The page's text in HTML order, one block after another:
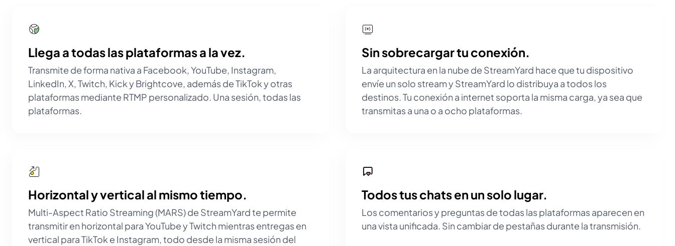
Llega a todas las plataformas a la vez.
Transmite de forma nativa a Facebook, YouTube, Instagram,
LinkedIn, X, Twitch, Kick y Brightcove, además de TikTok y otras
plataformas mediante RTMP personalizado. Una sesión, todas las
plataformas.
Sin sobrecargar tu conexión.
La arquitectura en la nube de StreamYard hace que tu dispositivo
envíe un solo stream y StreamYard lo distribuya a todos los
destinos. Tu conexión a internet soporta la misma carga, ya sea que
transmitas a una o a ocho plataformas.
Horizontal y vertical al mismo tiempo.
Multi-Aspect Ratio Streaming (MARS) de StreamYard te permite
transmitir en horizontal para YouTube y Twitch mientras entregas en
vertical para TikTok e Instagram, todo desde la misma sesión del
Todos tus chats en un solo lugar.
Los comentarios y preguntas de todas las plataformas aparecen en
una vista unificada. Sin cambiar de pestañas durante la transmisión.